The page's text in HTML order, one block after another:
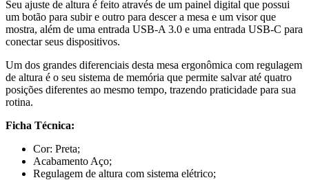
Seu ajuste de altura é feito através de um painel digital que possui
um botão para subir e outro para descer a mesa e um visor que
mostra, além de uma entrada USB-A 3.0 e uma entrada USB-C para
conectar seus dispositivos.
Um dos grandes diferenciais desta mesa ergonômica com regulagem
de altura é o seu sistema de memória que permite salvar até quatro
posições diferentes ao mesmo tempo, trazendo praticidade para sua
rotina.
Ficha Técnica:
Cor: Preta;
Acabamento Aço;
Regulagem de altura com sistema elétrico;